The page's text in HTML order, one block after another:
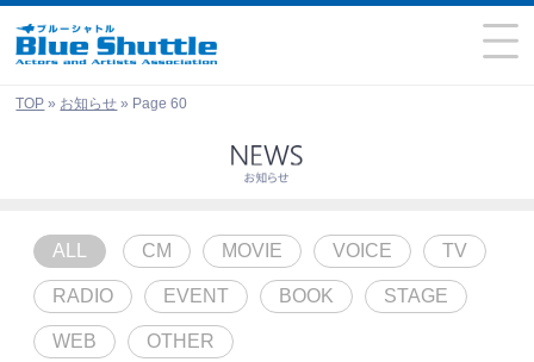
TOP » お知らせ » Page 60
ALL CM MOVIE VOICE TV
RADIO EVENT BOOK STAGE
WEB OTHER